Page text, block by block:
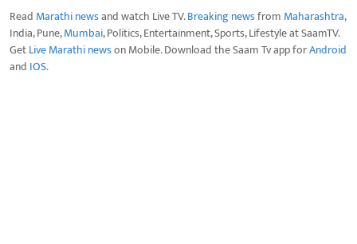
Read Marathi newsand watch Live TV.Breaking newsfrom Maharashtra,
India, Pune,Mumbai, Politics, Entertainment, Sports, Lifestyle at SaamTV.
GetLive Marathi newson Mobile. Download the Saam Tv app forAndroid
and IOS.